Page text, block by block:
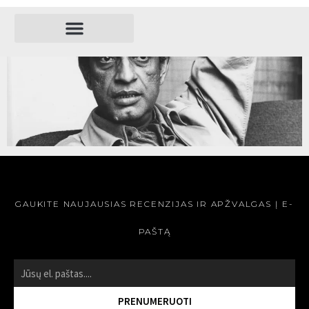
REŽISIERIAI
GAUKITE NAUJAUSIAS RECENZIJAS IR APŽVALGAS Į E-
PAŠTĄ
PRENUMERUOTI